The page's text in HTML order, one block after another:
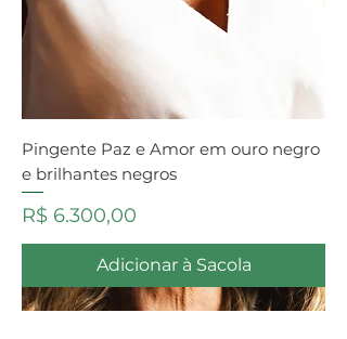
Pingente Paz e Amor em ouro negro
e brilhantes negros
Preço
R$ 6.300,00
Adicionar à Sacola